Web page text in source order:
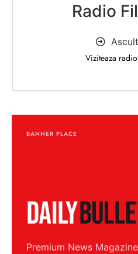
Radio
Viziteaza
BANNER PLACE
Premium News Magazine